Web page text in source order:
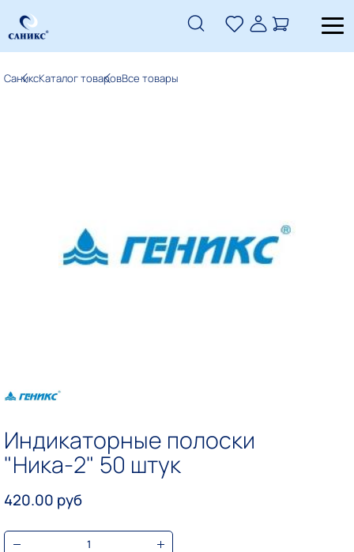
СаниксКаталог товаровВсе товары
Индикаторные полоски
"Ника-2" 50 штук
420.00 руб